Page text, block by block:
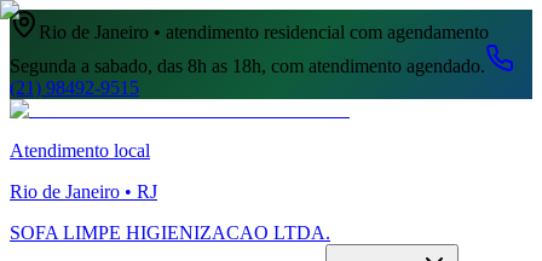
Rio de Janeiro • atendimento residencial com agendamento
Segunda a sabado, das 8h as 18h, com atendimento agendado.
(21) 98492-9515
Atendimento local
Rio de Janeiro • RJ
SOFA LIMPE HIGIENIZACAO LTDA.